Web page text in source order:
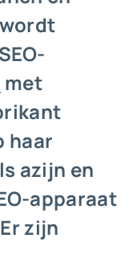
met
haar
azijn en
apparaat
zijn